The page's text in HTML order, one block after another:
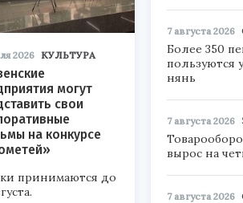
2026 КУЛЬТУРА
могут
свои
на конкурсе
принимаются до
7 августа 2026
Более 350
пользуются
нянь
7 августа 2026
вырос на
7 августа 2026